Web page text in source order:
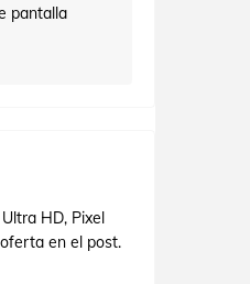
pantalla
HD, Pixel
en el post.